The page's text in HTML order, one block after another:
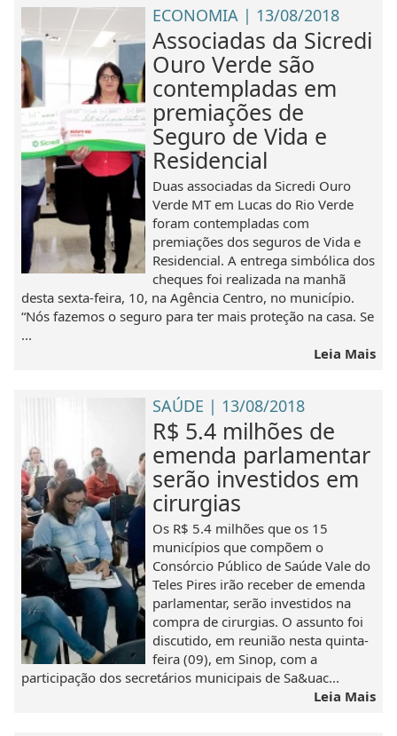
ECONOMIA | 13/08/2018
Associadas da Sicredi
Ouro Verde são
contempladas em
premiações de
Seguro de Vida e
Residencial
Duas associadas da Sicredi Ouro
Verde MT em Lucas do Rio Verde
foram contempladas com
premiações dos seguros de Vida e
Residencial. A entrega simbólica dos
cheques foi realizada na manhã
desta sexta-feira, 10, na Agência Centro, no município.
“Nós fazemos o seguro para ter mais proteção na casa. Se
...
Leia Mais
SAÚDE | 13/08/2018
R$ 5.4 milhões de
emenda parlamentar
serão investidos em
cirurgias
Os R$ 5.4 milhões que os 15
municípios que compõem o
Consórcio Público de Saúde Vale do
Teles Pires irão receber de emenda
parlamentar, serão investidos na
compra de cirurgias. O assunto foi
discutido, em reunião nesta quinta-
feira (09), em Sinop, com a
participação dos secretários municipais de Sa&uac...
Leia Mais